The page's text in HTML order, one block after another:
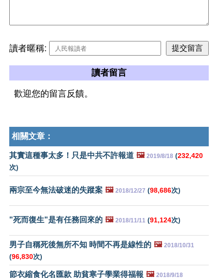
讀者暱稱:
讀者留言
歡迎您的留言反饋。
相關文章：
其實這種事太多！只是中共不許報道 🖼️ 2019/8/18 (232,420
次)
兩宗至今無法破迷的失蹤案 🖼️ 2018/12/27 (98,686次)
"死而復生"是有任務回來的 🖼️ 2018/11/11 (91,124次)
男子自稱死後無所不知 時間不再是線性的 🖼️ 2018/10/31
(96,830次)
節衣縮食化名匯款 助貧寒子學業得福報 🖼️ 2018/9/18